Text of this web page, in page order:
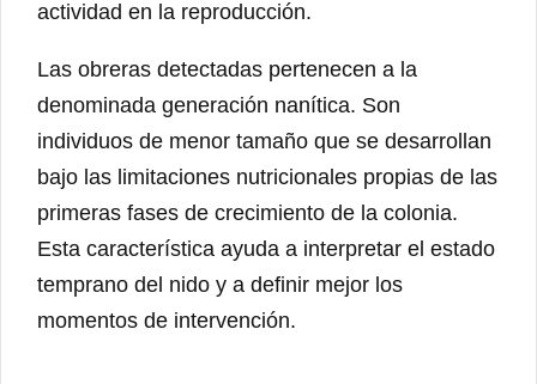
actividad en la reproducción.
Las obreras detectadas pertenecen a la
denominada generación nanítica. Son
individuos de menor tamaño que se desarrollan
bajo las limitaciones nutricionales propias de las
primeras fases de crecimiento de la colonia.
Esta característica ayuda a interpretar el estado
temprano del nido y a definir mejor los
momentos de intervención.